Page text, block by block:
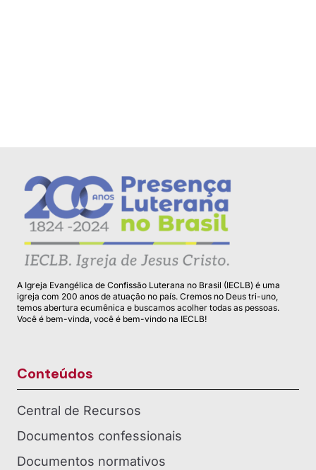
A Igreja Evangélica de Confissão Luterana no Brasil (IECLB) é uma
igreja com 200 anos de atuação no país. Cremos no Deus tri-uno,
temos abertura ecumênica e buscamos acolher todas as pessoas.
Você é bem-vinda, você é bem-vindo na IECLB!
Conteúdos
Central de Recursos
Documentos confessionais
Documentos normativos